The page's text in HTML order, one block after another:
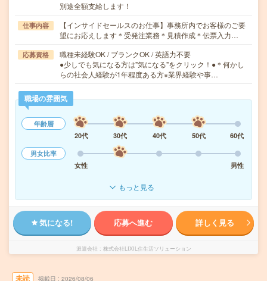
別途全額支給します！
仕事内容
【インサイドセールスのお仕事】事務所内でお客様のご要
望にお応えします＊受発注業務＊見積作成＊伝票入力…
応募資格
職種未経験OK / ブランクOK / 英語力不要
●少しでも気になる方は"気になる"をクリック！●＊何かし
らの社会人経験が1年程度ある方※業界経験や事…
職場の雰囲気
年齢層
20代
30代 40代 50代
60代
男女比率
女性
男性
もっと見る
気になる! 応募へ進む 詳しく見る
派遣会社 株式会社LIXIL住生活ソリューション
未読 掲載日 2026/08/06